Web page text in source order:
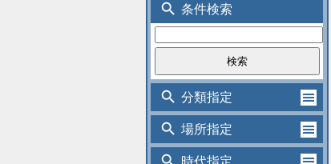
search 条件検索
search 分類指定
search 場所指定
時代指定